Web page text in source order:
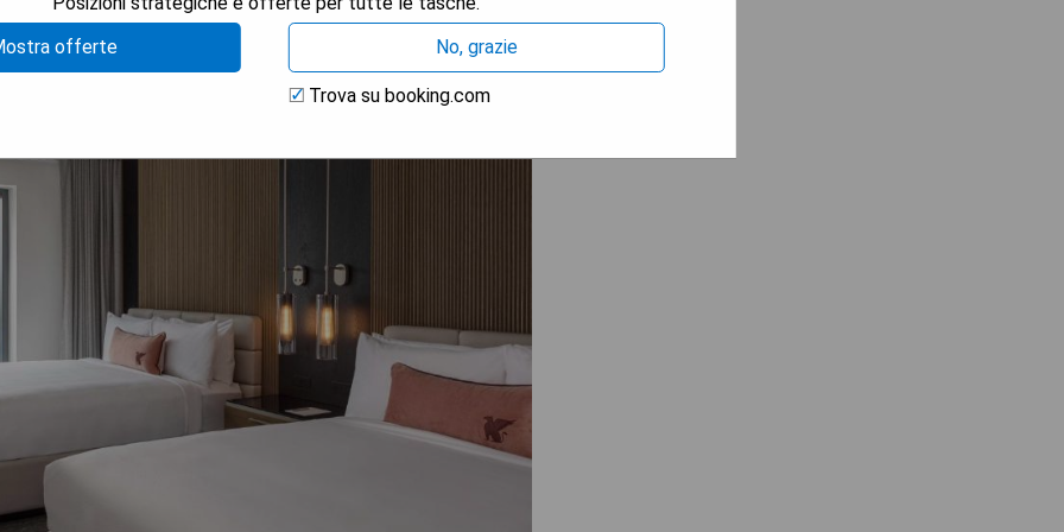
offerte
No, grazie
Trova su booking.com